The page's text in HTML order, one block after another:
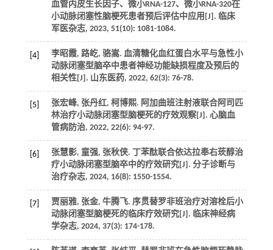
血管内皮生长因子、微小RNA-127、微小RNA-320在
小动脉闭塞性脑梗死患者预后评估中应用[J]. 临床
军医杂志, 2023, 51(10): 1081-1084.
[4]
李昭霞, 路屹, 骆嵩. 血清糖化血红蛋白水平与急性小
动脉闭塞型脑卒中患者神经功能缺损程度及预后的
相关性[J]. 山东医药, 2022, 62(3): 76-78.
[5]
张宏峰, 张丹红, 柯博熙. 阿加曲班注射液联合阿司匹
林治疗小动脉闭塞型脑梗死的疗效观察[J]. 心脑血
管病防治, 2022, 22(6): 94-97.
[6]
张慧影, 童强, 张秋侠. 丁苯酞联合依达拉奉右莰醇治
疗小动脉闭塞型脑卒中的疗效研究[J]. 分子诊断与
治疗杂志, 2024, 16(8): 1550-1554.
[7]
贾丽雅, 张金, 牛腾飞. 序贯替罗非班治疗对溶栓后小
动脉闭塞型脑梗死的临床疗效研究[J]. 临床神经病
学杂志, 2024, 37(3): 174-178.